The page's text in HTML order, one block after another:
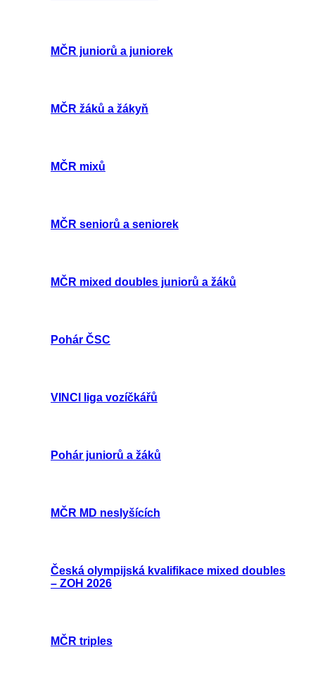
MČR juniorů a juniorek
MČR žáků a žákyň
MČR mixů
MČR seniorů a seniorek
MČR mixed doubles juniorů a žáků
Pohár ČSC
VINCI liga vozíčkářů
Pohár juniorů a žáků
MČR MD neslyšících
Česká olympijská kvalifikace mixed doubles
– ZOH 2026
MČR triples